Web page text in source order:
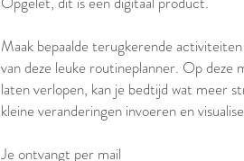
Maak bepaalde terugkerende
van deze leuke routineplanner. Op
laten verlopen, kan je bedtijd wat meer
kleine veranderingen invoeren en
Je ontvangt per mail